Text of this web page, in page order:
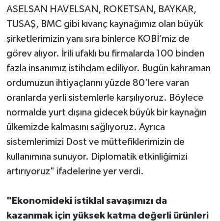
ASELSAN HAVELSAN, ROKETSAN, BAYKAR,
TUSAŞ, BMC gibi kıvanç kaynağımız olan büyük
şirketlerimizin yanı sıra binlerce KOBİ’miz de
görev alıyor. İrili ufaklı bu firmalarda 100 binden
fazla insanımız istihdam ediliyor. Bugün kahraman
ordumuzun ihtiyaçlarını yüzde 80’lere varan
oranlarda yerli sistemlerle karşılıyoruz. Böylece
normalde yurt dışına gidecek büyük bir kaynağın
ülkemizde kalmasını sağlıyoruz. Ayrıca
sistemlerimizi Dost ve müttefiklerimizin de
kullanımına sunuyor. Diplomatik etkinliğimizi
artırıyoruz" ifadelerine yer verdi.
"Ekonomideki istiklal savaşımızı da
kazanmak için yüksek katma değerli ürünleri